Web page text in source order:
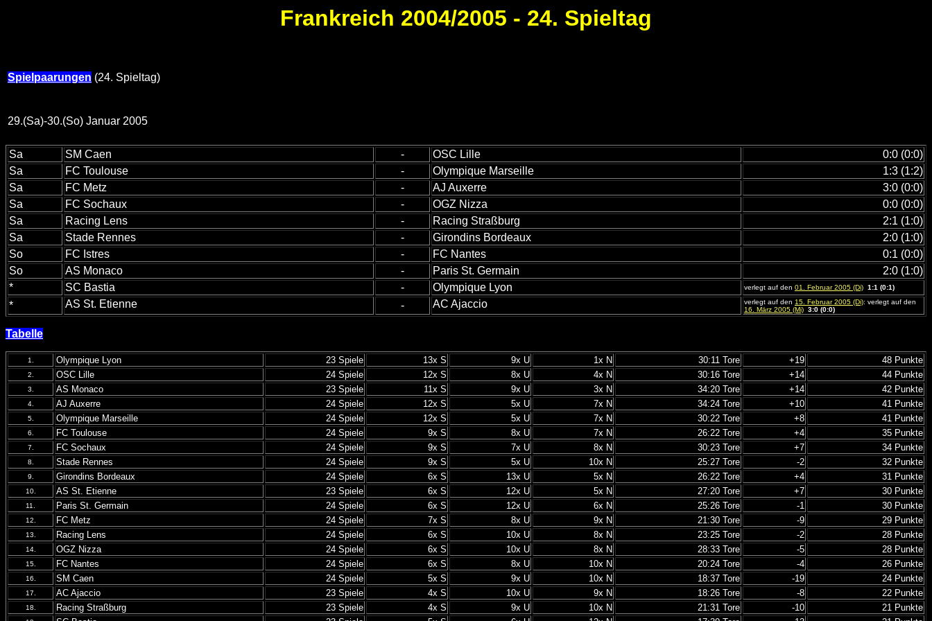
Frankreich 2004/2005 - 24. Spieltag
Spielpaarungen (24. Spieltag)
29.(Sa)-30.(So) Januar 2005
Sa SM Caen - OSC Lille
0:0 (0:0)
Sa
FC Toulouse - Olympique Marseille
1:3 (1:2)
Sa
FC Metz - AJ Auxerre
3:0 (0:0)
Sa
FC Sochaux - OGZ Nizza
0:0 (0:0)
Sa
Racing Lens - Racing Straßburg
2:1 (1:0)
Sa
Stade Rennes - Girondins Bordeaux
2:0 (1:0)
So
FC Istres - FC Nantes
0:1 (0:0)
So
AS Monaco - Paris St. Germain
2:0 (1:0)
*
SC Bastia - Olympique Lyon verlegt auf den 01. Februar 2005 (Di) 1:1 (0:1)
* AS St. Etienne - AC Ajaccio verlegt auf den 15. Februar 2005 (Di): verlegt auf den
16. März 2005 (Mi) 3:0 (0:0)
Tabelle
1. Olympique Lyon 23 Spiele 13x S 9x U 1x N 30:11 Tore +19 48 Punkte
2. OSC Lille 24 Spiele 12x S 8x U 4x N 30:16 Tore +14 44 Punkte
3. AS Monaco 23 Spiele 11x S 9x U 3x N 34:20 Tore +14 42 Punkte
4. AJ Auxerre 24 Spiele 12x S 5x U 7x N 34:24 Tore +10 41 Punkte
5. Olympique Marseille 24 Spiele 12x S 5x U 7x N 30:22 Tore +8 41 Punkte
6. FC Toulouse 24 Spiele 9x S 8x U 7x N 26:22 Tore +4 35 Punkte
7. FC Sochaux 24 Spiele 9x S 7x U 8x N 30:23 Tore +7 34 Punkte
8. Stade Rennes 24 Spiele 9x S 5x U 10x N 25:27 Tore -2 32 Punkte
9. Girondins Bordeaux 24 Spiele 6x S 13x U 5x N 26:22 Tore +4 31 Punkte
10. AS St. Etienne 23 Spiele 6x S 12x U 5x N 27:20 Tore +7 30 Punkte
11. Paris St. Germain 24 Spiele 6x S 12x U 6x N 25:26 Tore -1 30 Punkte
12. FC Metz 24 Spiele 7x S 8x U 9x N 21:30 Tore -9 29 Punkte
13. Racing Lens 24 Spiele 6x S 10x U 8x N 23:25 Tore -2 28 Punkte
14. OGZ Nizza 24 Spiele 6x S 10x U 8x N 28:33 Tore -5 28 Punkte
15. FC Nantes 24 Spiele 6x S 8x U 10x N 20:24 Tore -4 26 Punkte
16. SM Caen 24 Spiele 5x S 9x U 10x N 18:37 Tore -19 24 Punkte
17. AC Ajaccio 23 Spiele 4x S 10x U 9x N 18:26 Tore -8 22 Punkte
18. Racing Straßburg 23 Spiele 4x S 9x U 10x N 21:31 Tore -10 21 Punkte